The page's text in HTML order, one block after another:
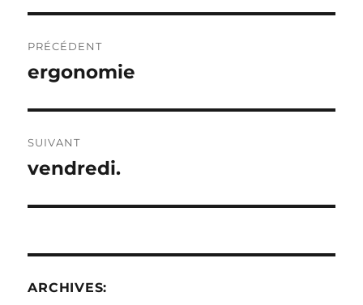
de
PRÉCÉDENT
Publication
ergonomie
SUIVANT
Publication
vendredi.
ARCHIVES: